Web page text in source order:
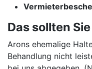
Das sollten
Arons ehemalige
Behandlung nicht